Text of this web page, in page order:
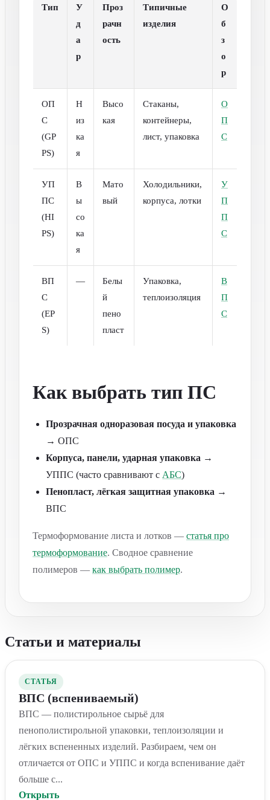
Тип
У
д
а
р
Проз
рачн
ость
Типичные
изделия
О
б
з
о
р
ОП
С
(GP
PS)
Н
из
ка
я
Высо
кая
Стаканы,
контейнеры,
лист, упаковка
О
П
С
УП
ПС
(HI
PS)
В
ы
со
ка
я
Мато
вый
Холодильники,
корпуса, лотки
У
П
П
С
ВП
С
(EP
S)
—
Белы
й
пено
пласт
Упаковка,
теплоизоляция
В
П
С
Как выбрать тип ПС
Прозрачная одноразовая посуда и упаковка
→ ОПС
Корпуса, панели, ударная упаковка →
УППС (часто сравнивают с АБС)
Пенопласт, лёгкая защитная упаковка →
ВПС
Термоформование листа и лотков — статья про
термоформование. Сводное сравнение
полимеров — как выбрать полимер.
Статьи и материалы
СТАТЬЯ
ВПС (вспениваемый)
ВПС — полистирольное сырьё для
пенополистирольной упаковки, теплоизоляции и
лёгких вспененных изделий. Разбираем, чем он
отличается от ОПС и УППС и когда вспенивание даёт
больше с...
Открыть